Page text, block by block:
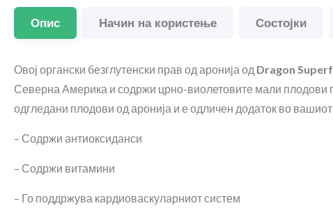
Опис Начин на користење Состојки
Овој органски безглутенски прав од аронија од Dragon
Северна Америка и содржи црно-виолетовите мали плодови
одгледани плодови од аронија и е одличен додаток во вашиот
– Содржи антиоксиданси
– Содржи витамини
– Го поддржува кардиоваскуларниот систем